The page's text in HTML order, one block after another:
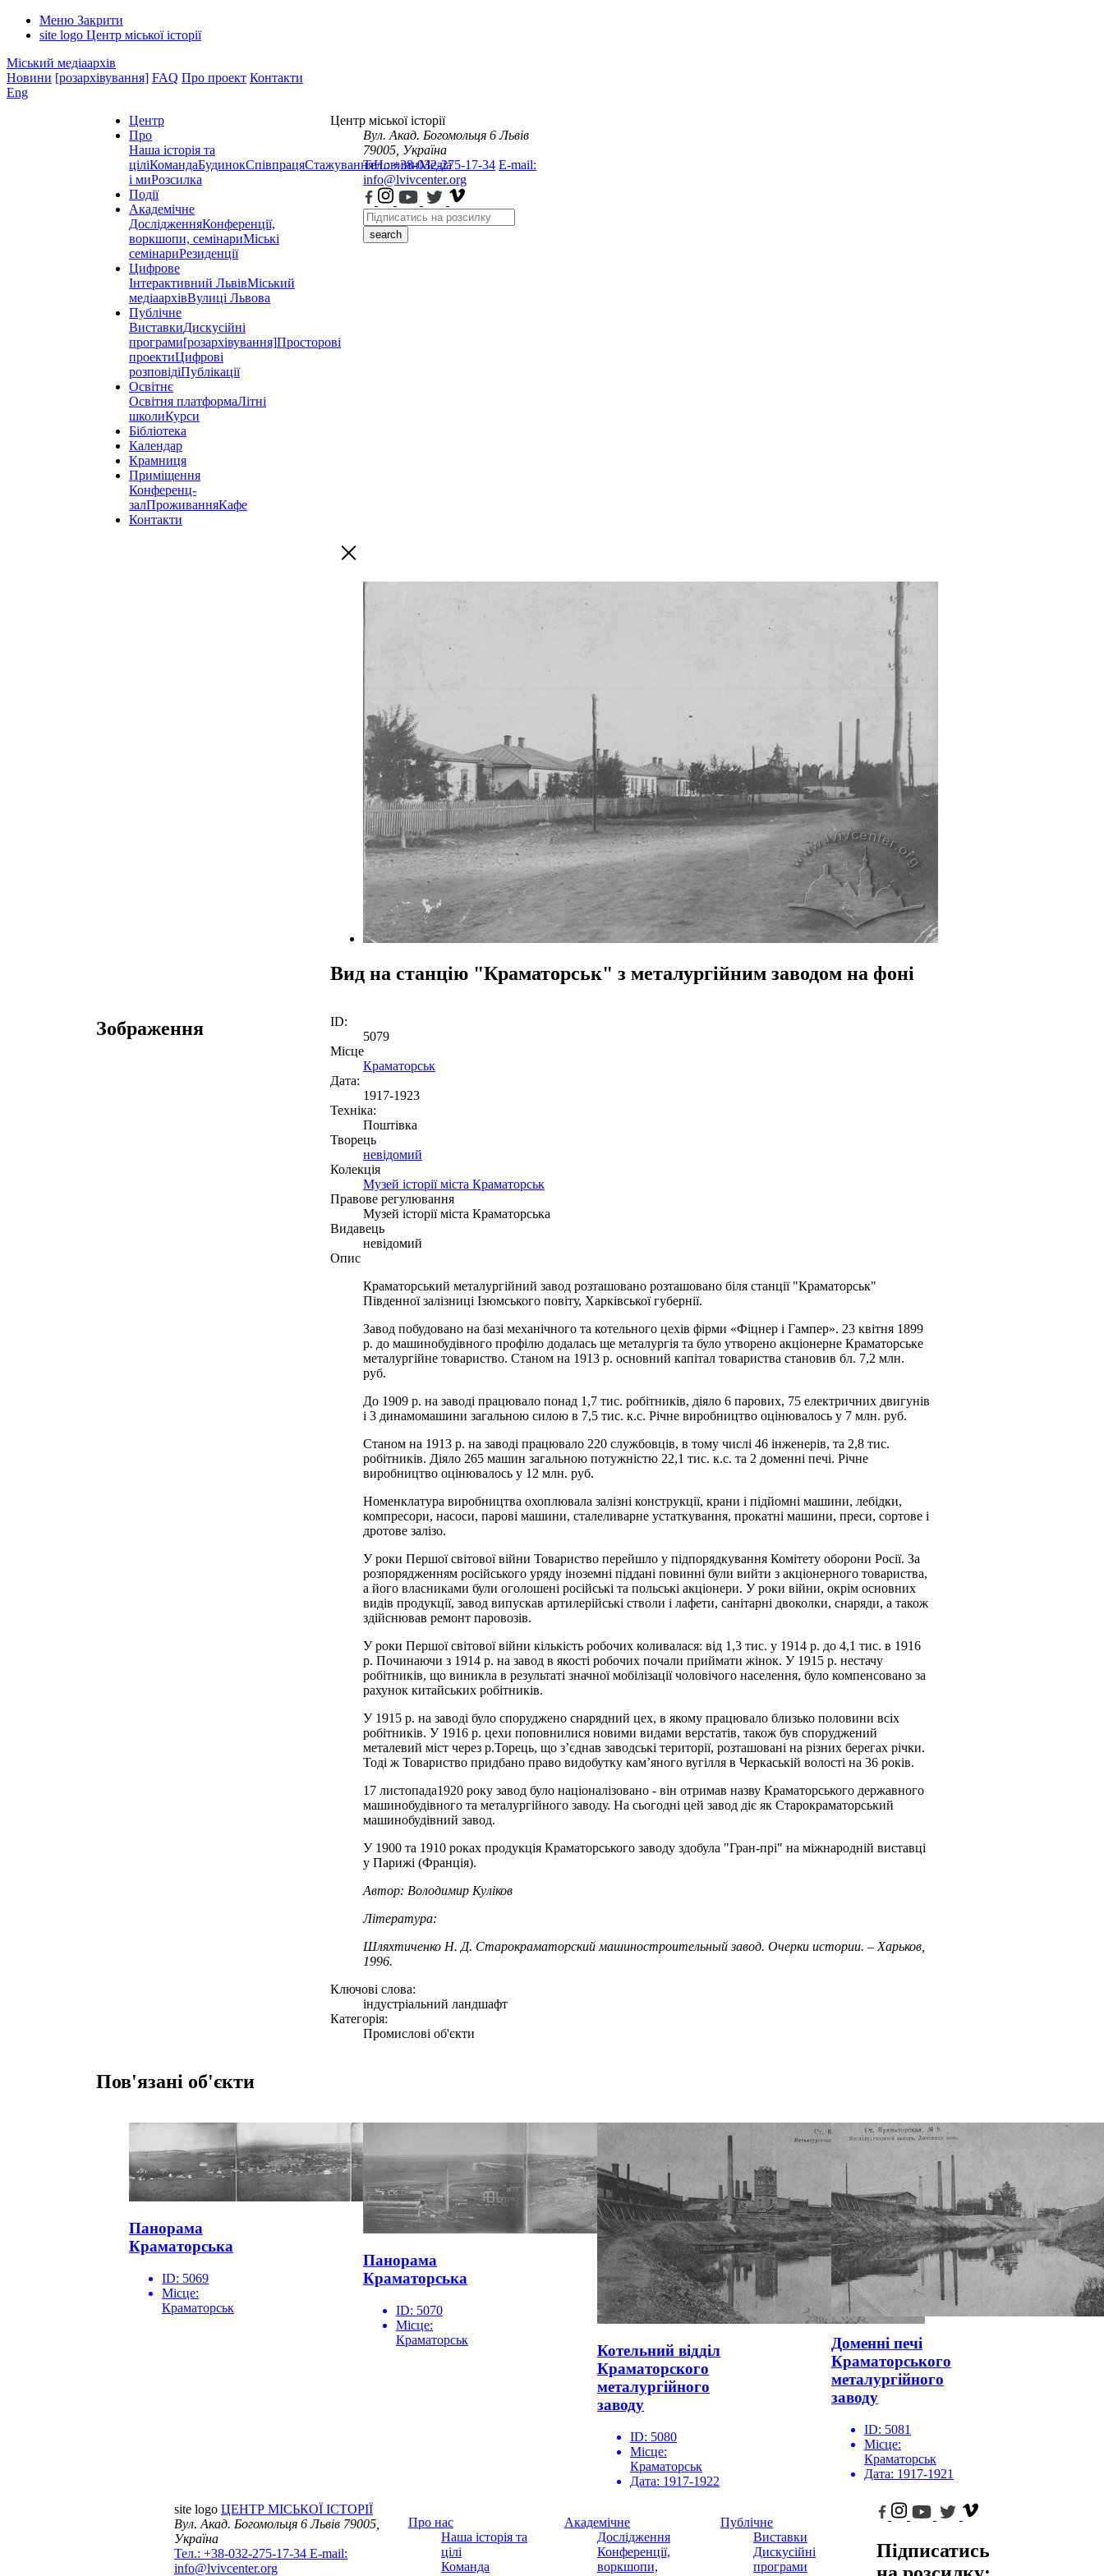
Меню Закрити
site logo Центр міської історії
Міський медіаархів
Новини [розархівування] FAQ Про проект Контакти
Eng
Центр
Про
Наша історія та
ціліКомандаБудинокСпівпрацяСтажуванняНовиниМедіа
і миРозсилка
Події
Академічне
ДослідженняКонференції,
воркшопи, семінариМіські
семінариРезиденції
Цифрове
Інтерактивний ЛьвівМіський
медіаархівВулиці Львова
Публічне
ВиставкиДискусійні
програми[розархівування]Просторові
проектиЦифрові
розповідіПублікації
Освітнє
Освітня платформаЛітні
школиКурси
Бібліотека
Календар
Крамниця
Приміщення
Конференц-
залПроживанняКафе
Контакти
Центр міської історії
Вул. Акад. Богомольця 6 Львів
79005, Україна
Тел.: +38-032-275-17-34 E-mail:
info@lvivcenter.org
search
Вид на станцію "Краматорськ" з металургійним заводом на фоні
Зображення
ID:
5079
Місце
Краматорськ
Дата:
1917-1923
Техніка:
Поштівка
Творець
невідомий
Колекція
Музей історії міста Краматорськ
Правове регулювання
Музей історії міста Краматорська
Видавець
невідомий
Опис
Краматорський металургійний завод розташовано розташовано біля станції "Краматорськ"
Південної залізниці Ізюмського повіту, Харківської губернії.
Завод побудовано на базі механічного та котельного цехів фірми «Фіцнер і Гампер». 23 квітня 1899
р. до машинобудівного профілю додалась ще металургія та було утворено акціонерне Краматорське
металургійне товариство. Станом на 1913 р. основний капітал товариства становив бл. 7,2 млн.
руб.
До 1909 р. на заводі працювало понад 1,7 тис. робітників, діяло 6 парових, 75 електричних двигунів
і 3 динамомашини загальною силою в 7,5 тис. к.с. Річне виробництво оцінювалось у 7 млн. руб.
Станом на 1913 р. на заводі працювало 220 службовців, в тому числі 46 інженерів, та 2,8 тис.
робітників. Діяло 265 машин загальною потужністю 22,1 тис. к.с. та 2 доменні печі. Річне
виробництво оцінювалось у 12 млн. руб.
Номенклатура виробництва охоплювала залізні конструкції, крани і підйомні машини, лебідки,
компресори, насоси, парові машини, сталеливарне устаткування, прокатні машини, преси, сортове і
дротове залізо.
У роки Першої світової війни Товариство перейшло у підпорядкування Комітету оборони Росії. За
розпорядженням російського уряду іноземні піддані повинні були вийти з акціонерного товариства,
а його власниками були оголошені російські та польські акціонери. У роки війни, окрім основних
видів продукції, завод випускав артилерійські стволи і лафети, санітарні двоколки, снаряди, а також
здійснював ремонт паровозів.
У роки Першої світової війни кількість робочих коливалася: від 1,3 тис. у 1914 р. до 4,1 тис. в 1916
р. Починаючи з 1914 р. на завод в якості робочих почали приймати жінок. У 1915 р. нестачу
робітників, що виникла в результаті значної мобілізації чоловічого населення, було компенсовано за
рахунок китайських робітників.
У 1915 р. на заводі було споруджено снарядний цех, в якому працювало близько половини всіх
робітників. У 1916 р. цехи поповнилися новими видами верстатів, також був споруджений
металевий міст через р.Торець, що з’єднав заводські території, розташовані на різних берегах річки.
Тоді ж Товариство придбано право видобутку кам’яного вугілля в Черкаській волості на 36 років.
17 листопада1920 року завод було націоналізовано - він отримав назву Краматорського державного
машинобудівного та металургійного заводу. На сьогодні цей завод діє як Старокраматорський
машинобудівний завод.
У 1900 та 1910 роках продукція Краматорського заводу здобула "Гран-прі" на міжнародній виставці
у Парижі (Франція).
Автор: Володимир Куліков
Література:
Шляхтиченко Н. Д. Старокраматорский машиностроительный завод. Очерки истории. – Харьков,
1996.
Ключові слова:
індустріальний ландшафт
Категорія:
Промислові об'єкти
Пов'язані об'єкти
Панорама
Краматорська
ID: 5069
Місце:
Краматорськ
Панорама
Краматорська
ID: 5070
Місце:
Краматорськ
Котельний відділ
Краматорского
металургійного
заводу
ID: 5080
Місце:
Краматорськ
Дата: 1917-1922
Доменні печі
Краматорського
металургійного
заводу
ID: 5081
Місце:
Краматорськ
Дата: 1917-1921
site logo ЦЕНТР МІСЬКОЇ ІСТОРІЇ
Вул. Акад. Богомольця 6Львів 79005,
Україна
Тел.: +38-032-275-17-34 E-mail:
info@lvivcenter.org
Про нас
Наша історія та
цілі
Команда
Академічне
Дослідження
Конференції,
воркшопи,
Публічне
Виставки
Дискусійні
програми
Підписатись